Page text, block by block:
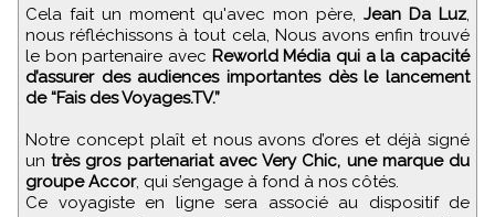
Cela fait un moment qu'avec mon père, Jean Da Luz,
nous réfléchissons à tout cela, Nous avons enfin trouvé
le bon partenaire avec Reworld Média qui a la capacité
d’assurer des audiences importantes dès le lancement
de “Fais des Voyages.TV.”
Notre concept plaît et nous avons d’ores et déjà signé
untrès gros partenariat avec Very Chic, une marque du
groupe Accor, qui s’engage à fond à nos côtés.
Ce voyagiste en ligne sera associé au dispositif de